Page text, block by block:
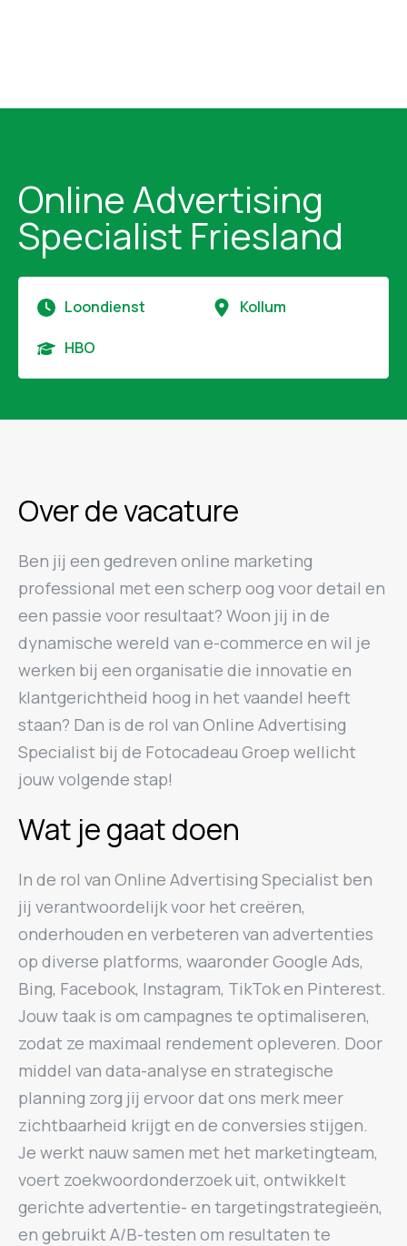
Online Advertising
Specialist Friesland
Loondienst Kollum
HBO
Over de vacature
Ben jij een gedreven online marketing
professional met een scherp oog voor detail en
een passie voor resultaat? Woon jij in de
dynamische wereld van e-commerce en wil je
werken bij een organisatie die innovatie en
klantgerichtheid hoog in het vaandel heeft
staan? Dan is de rol van Online Advertising
Specialist bij de Fotocadeau Groep wellicht
jouw volgende stap!
Wat je gaat doen
In de rol van Online Advertising Specialist ben
jij verantwoordelijk voor het creëren,
onderhouden en verbeteren van advertenties
op diverse platforms, waaronder Google Ads,
Bing, Facebook, Instagram, TikTok en Pinterest.
Jouw taak is om campagnes te optimaliseren,
zodat ze maximaal rendement opleveren. Door
middel van data-analyse en strategische
planning zorg jij ervoor dat ons merk meer
zichtbaarheid krijgt en de conversies stijgen.
Je werkt nauw samen met het marketingteam,
voert zoekwoordonderzoek uit, ontwikkelt
gerichte advertentie- en targetingstrategieën,
en gebruikt A/B-testen om resultaten te